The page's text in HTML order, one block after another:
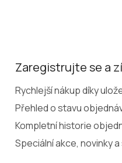
Zaregistrujte se a
Rychlejší nákup díky
Přehled o stavu
Kompletní historie
Speciální akce, novinky